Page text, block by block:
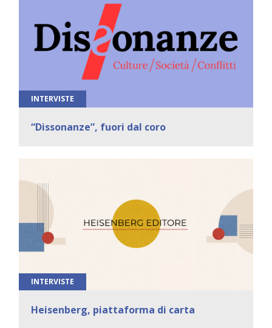
INTERVISTE
“Dissonanze”, fuori dal coro
INTERVISTE
Heisenberg, piattaforma di carta